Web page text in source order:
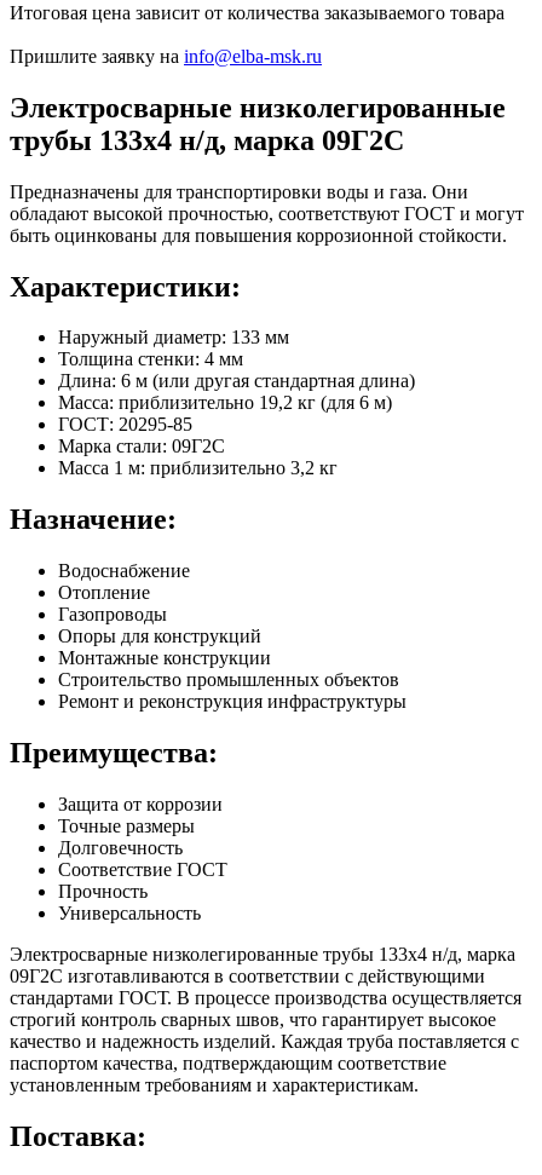
Итоговая цена зависит от количества заказываемого товара
Пришлите заявку на info@elba-msk.ru
Электросварные низколегированные
трубы 133х4 н/д, марка 09Г2С
Предназначены для транспортировки воды и газа. Они
обладают высокой прочностью, соответствуют ГОСТ и могут
быть оцинкованы для повышения коррозионной стойкости.
Характеристики:
Наружный диаметр: 133 мм
Толщина стенки: 4 мм
Длина: 6 м (или другая стандартная длина)
Масса: приблизительно 19,2 кг (для 6 м)
ГОСТ: 20295-85
Марка стали: 09Г2С
Масса 1 м: приблизительно 3,2 кг
Назначение:
Водоснабжение
Отопление
Газопроводы
Опоры для конструкций
Монтажные конструкции
Строительство промышленных объектов
Ремонт и реконструкция инфраструктуры
Преимущества:
Защита от коррозии
Точные размеры
Долговечность
Соответствие ГОСТ
Прочность
Универсальность
Электросварные низколегированные трубы 133х4 н/д, марка
09Г2С изготавливаются в соответствии с действующими
стандартами ГОСТ. В процессе производства осуществляется
строгий контроль сварных швов, что гарантирует высокое
качество и надежность изделий. Каждая труба поставляется с
паспортом качества, подтверждающим соответствие
установленным требованиям и характеристикам.
Поставка: